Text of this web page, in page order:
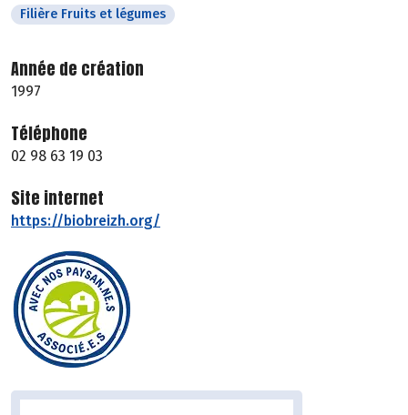
Filière Fruits et légumes
Année de création
1997
Téléphone
02 98 63 19 03
Site internet
https://biobreizh.org/